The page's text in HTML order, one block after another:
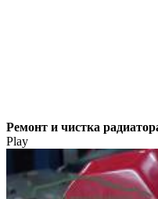
Ремонт и чистка
Play